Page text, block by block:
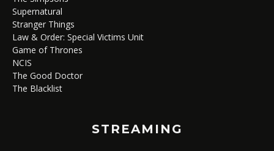
Supernatural
Stranger Things
Law & Order: Special Victims Unit
Game of Thrones
NCIS
The Good Doctor
The Blacklist
STREAMING